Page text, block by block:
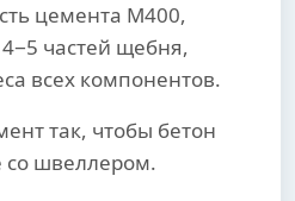
цемента М400,
частей щебня,
всех компонентов.
так, чтобы бетон
со швеллером.